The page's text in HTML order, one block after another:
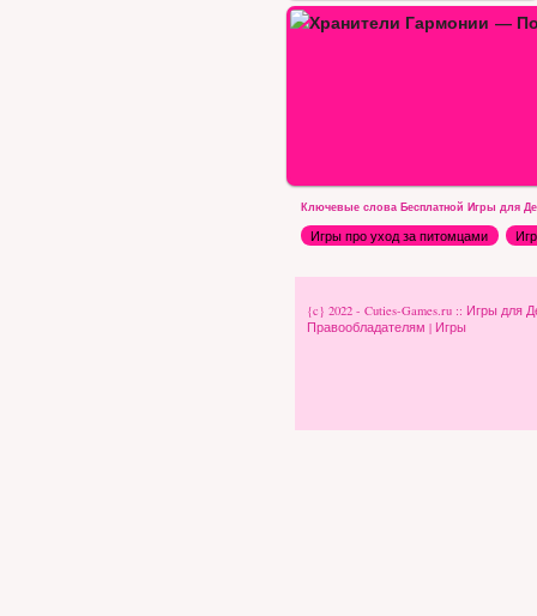
Ключевые слова Бесплатной Игры для
Игры про уход за питомцами
{c} 2022 - Cuties-Games.ru :: Игры
Правообладателям | Игры